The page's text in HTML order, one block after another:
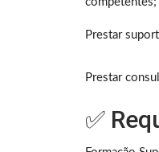
Prestar
Prestar
✅